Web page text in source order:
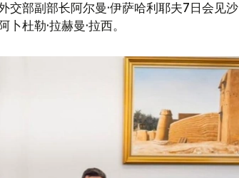
交部副部长阿尔曼·伊萨哈利耶夫7日会见沙
杜勒·拉赫曼·拉西。